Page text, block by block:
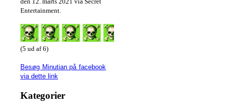
Entertainment.
(5 ud af 6)
Besøg Minutian på facebook
via dette link
Kategorier